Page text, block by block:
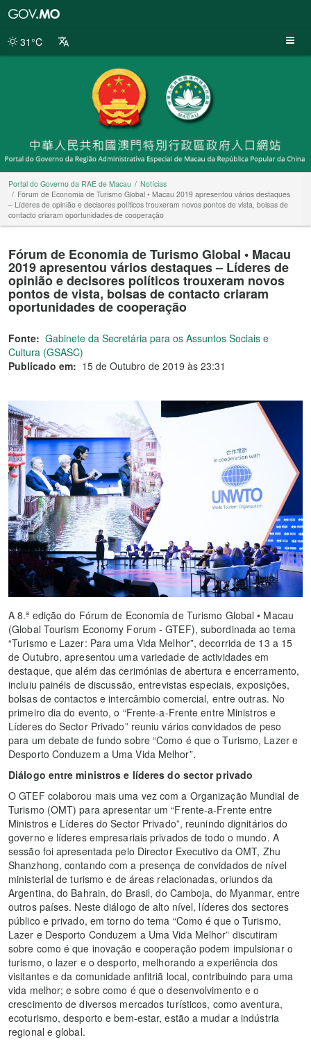
da
31°C
Portal do Governo da RAE de Macau
Notícias
Fórum de Economia de Turismo Global • Macau 2019 apresentou vários destaques
– Líderes de opinião e decisores políticos trouxeram novos pontos de vista, bolsas de
contacto criaram oportunidades de cooperação
Fórum de Economia de Turismo Global • Macau
2019 apresentou vários destaques – Líderes de
opinião e decisores políticos trouxeram novos
pontos de vista, bolsas de contacto criaram
oportunidades de cooperação
Fonte: Gabinete da Secretária para os Assuntos Sociais e
Cultura (GSASC)
Publicado em: 15 de Outubro de 2019 às 23:31
A 8.ª edição do Fórum de Economia de Turismo Global • Macau
(Global Tourism Economy Forum - GTEF), subordinada ao tema
“Turismo e Lazer: Para uma Vida Melhor”, decorrida de 13 a 15
de Outubro, apresentou uma variedade de actividades em
destaque, que além das cerimónias de abertura e encerramento,
incluiu painéis de discussão, entrevistas especiais, exposições,
bolsas de contactos e intercâmbio comercial, entre outras. No
primeiro dia do evento, o “Frente-a-Frente entre Ministros e
Líderes do Sector Privado” reuniu vários convidados de peso
para um debate de fundo sobre “Como é que o Turismo, Lazer e
Desporto Conduzem a Uma Vida Melhor”.
Diálogo entre ministros e líderes do sector privado
O GTEF colaborou mais uma vez com a Organização Mundial de
Turismo (OMT) para apresentar um “Frente-a-Frente entre
Ministros e Líderes do Sector Privado”, reunindo dignitários do
governo e líderes empresariais privados de todo o mundo. A
sessão foi apresentada pelo Director Executivo da OMT, Zhu
Shanzhong, contando com a presença de convidados de nível
ministerial de turismo e de áreas relacionadas, oriundos da
Argentina, do Bahrain, do Brasil, do Camboja, do Myanmar, entre
outros países. Neste diálogo de alto nível, líderes dos sectores
público e privado, em torno do tema “Como é que o Turismo,
Lazer e Desporto Conduzem a Uma Vida Melhor” discutiram
sobre como é que inovação e cooperação podem impulsionar o
turismo, o lazer e o desporto, melhorando a experiência dos
visitantes e da comunidade anfitriã local, contribuindo para uma
vida melhor; e sobre como é que o desenvolvimento e o
crescimento de diversos mercados turísticos, como aventura,
ecoturismo, desporto e bem-estar, estão a mudar a indústria
regional e global.